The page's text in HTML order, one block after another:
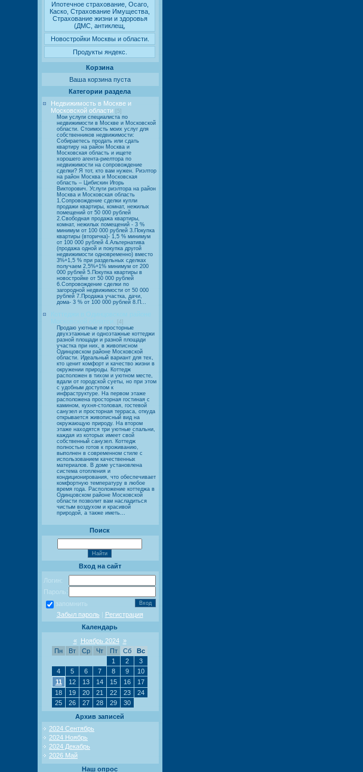
Ипотечное страхование, Осаго,
Каско, Страхование Имущества,
Страхование жизни и здоровья
(ДМС, антиклещ,
Новостройки Москвы и области.
Продукты яндекс.
Корзина
Ваша корзина пуста
Категории раздела
Недвижимость в Москве и
Московской области
[5]
Мои услуги специалиста по
недвижимости в Москве и Московской
области. Стоимость моих услуг для
собственников недвижимости:
Собираетесь продать или сдать
квартиру на район Москва и
Московская область и ищете
хорошего агента-риелтора по
недвижимости на сопровождение
сделки? Я тот, кто вам нужен. Риэлтор
на район Москва и Московская
область – Цибискин Игорь
Викторович. Услуги риэлтора на район
Москва и Московская область
1.Сопровождение сделки купли
продажи квартиры, комнат, нежилых
помещений от 50 000 рублей
2.Свободная продажа квартиры,
комнат, нежилых помещений - 3 %
минимум от 100 000 рублей 3.Покупка
квартиры (вторичка)- 1,5 % минимум
от 100 000 рублей 4.Альтернатива
(продажа одной и покупка другой
недвижимости одновременно) вместо
3%+1,5 % при раздельных сделках
получаем 2,5%+1% минимум от 200
000 рублей 5.Покупка квартиры в
новостройке от 50 000 рублей
6.Сопровождение сделки по
загородной недвижимости от 50 000
рублей 7.Продажа участка, дачи,
дома- 3 % от 100 000 рублей 8.П...
[4]
Продаю уютные и просторные
двухэтажные и одноэтажные коттеджи
разной площади и разной площади
участка при них, в живописном
Одинцовском районе Московской
области. Идеальный вариант для тех,
кто ценит комфорт и качество жизни в
окружении природы. Коттедж
расположен в тихом и уютном месте,
вдали от городской суеты, но при этом
с удобным доступом к
инфраструктуре. На первом этаже
расположена просторная гостиная с
камином, кухня-столовая, гостевой
санузел и просторная терраса, откуда
открывается живописный вид на
окружающую природу. На втором
этаже находятся три уютные спальни,
каждая из которых имеет свой
собственный санузел. Коттедж
полностью готов к проживанию,
выполнен в современном стиле с
использованием качественных
материалов. В доме установлена
система отопления и
кондиционирования, что обеспечивает
комфортную температуру в любое
время года. Расположение коттеджа в
Одинцовском районе Московской
области позволит вам насладиться
чистым воздухом и красивой
природой, а также иметь...
Поиск
Вход на сайт
Логин:
Пароль:
запомнить
Забыл пароль | Регистрация
Календарь
«
Ноябрь 2024 »
Пн
Вт Ср Чт Пт Сб
Вс
1
2
3
4
5 6 7 8 9
10
11
12 13 14 15 16
17
18
19 20 21 22 23
24
25
26 27 28 29
30
Архив записей
2024 Сентябрь
2024 Ноябрь
2024 Декабрь
2026 Май
Наш опрос